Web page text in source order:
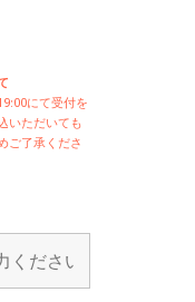
にて受付を
いただいても
ご了承くださ